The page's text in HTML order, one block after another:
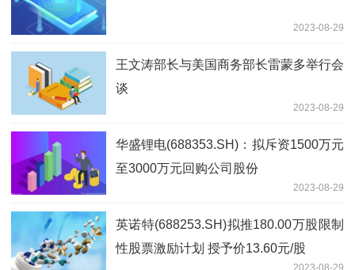
2023-08-29
王文涛部长与美国商务部长雷蒙多举行会
谈
2023-08-29
华盛锂电(688353.SH)：拟斥资1500万元
至3000万元回购公司股份
2023-08-29
英诺特(688253.SH)拟推180.00万股限制
性股票激励计划 授予价13.60元/股
2023-08-29